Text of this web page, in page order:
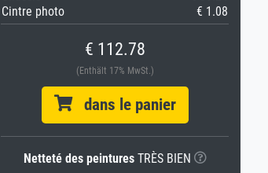
Cintre photo
€ 1.08
€ 112.78
(Enthält 17% MwSt.)
dans le panier
Netteté des peinturesTRÈS BIEN